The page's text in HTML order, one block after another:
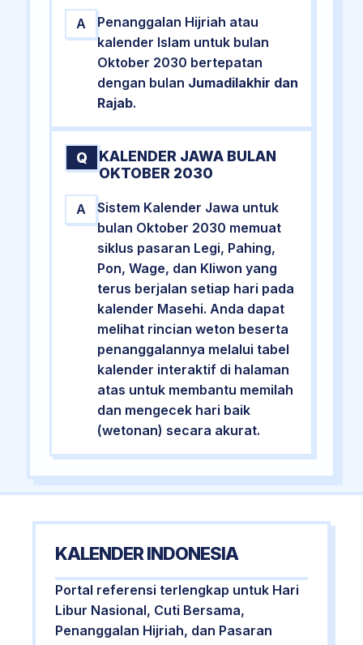
A
Penanggalan Hijriah atau
kalender Islam untuk bulan
Oktober 2030 bertepatan
dengan bulan Jumadilakhir dan
Rajab.
Q
KALENDER JAWA BULAN
OKTOBER 2030
A
Sistem Kalender Jawa untuk
bulan Oktober 2030 memuat
siklus pasaran Legi, Pahing,
Pon, Wage, dan Kliwon yang
terus berjalan setiap hari pada
kalender Masehi. Anda dapat
melihat rincian weton beserta
penanggalannya melalui tabel
kalender interaktif di halaman
atas untuk membantu memilah
dan mengecek hari baik
(wetonan) secara akurat.
KALENDER INDONESIA
Portal referensi terlengkap untuk Hari
Libur Nasional, Cuti Bersama,
Penanggalan Hijriah, dan Pasaran